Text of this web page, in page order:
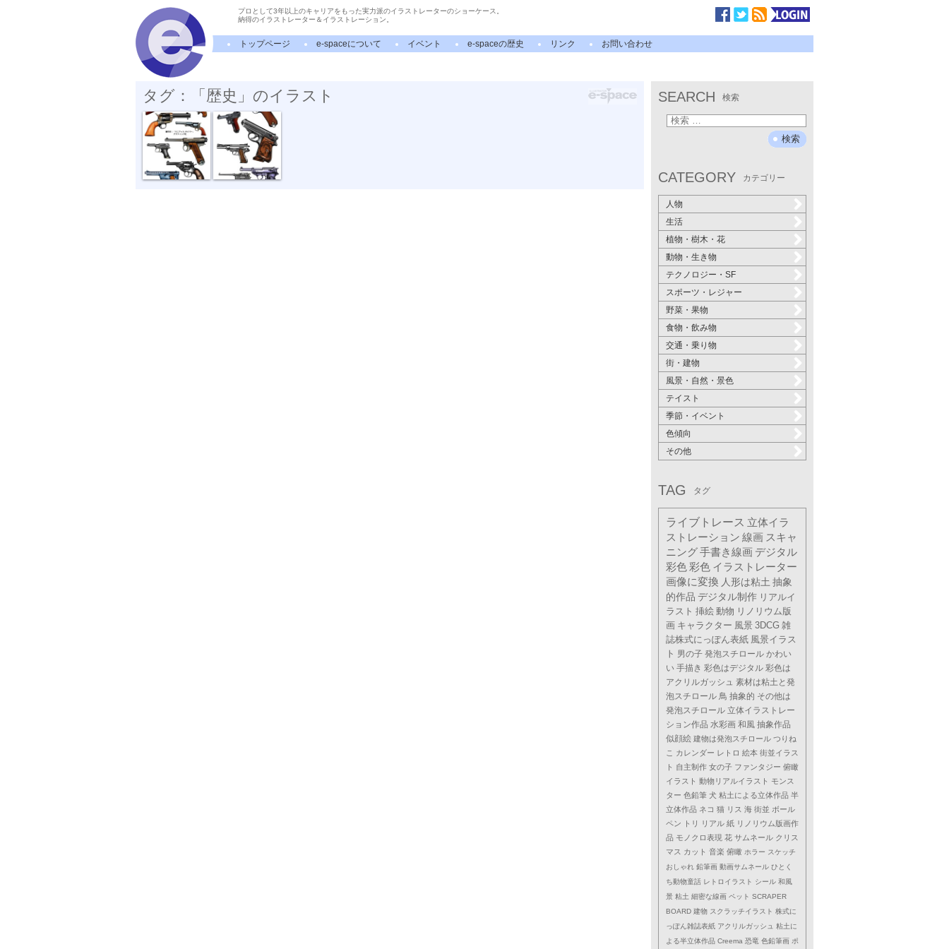
プロとして3年以上のキャリアをもった実力派のイラストレーターのショーケース。
納得のイラストレーター＆イラストレーション。
トップページ e-spaceについて イベント e-spaceの歴史 リンク お問い合わせ
タグ：「歴史」のイラスト
名銃００２。 名銃００１。 SEARCH 検索
CATEGORY カテゴリー
人物
生活
植物・樹木・花
動物・生き物
テクノロジー・SF
スポーツ・レジャー
野菜・果物
食物・飲み物
交通・乗り物
街・建物
風景・自然・景色
テイスト
季節・イベント
色傾向
その他
TAG タグ
ライブトレース 立体イラ
ストレーション 線画 スキャ
ニング手書き線画 デジタル
彩色彩色 イラストレーター
画像に変換 人形は粘土 抽象
的作品 デジタル制作 リアルイ
ラスト 挿絵 動物 リノリウム版
画 キャラクター 風景 3DCG 雑
誌株式にっぽん表紙 風景イラス
ト 男の子 発泡スチロール かわい
い 手描き 彩色はデジタル 彩色は
アクリルガッシュ 素材は粘土と発
泡スチロール 鳥 抽象的 その他は
発泡スチロール 立体イラストレー
ション作品 水彩画 和風 抽象作品
似顔絵 建物は発泡スチロール つりね
こ カレンダー レトロ 絵本 街並イラス
ト 自主制作 女の子 ファンタジー 俯瞰
イラスト 動物リアルイラスト モンス
ター 色鉛筆 犬 粘土による立体作品 半
立体作品 ネコ 猫 リス 海 街並 ボール
ペン
トリ リアル 紙 リノリウム版画作
品 モノクロ表現 花 サムネール クリス
マス カット 音楽 俯瞰 ホラー スケッチ
おしゃれ 鉛筆画 動画サムネール ひとく
ち動物童話 レトロイラスト シール 和風
景 粘土 細密な線画 ペット SCRAPER
BOARD 建物 スクラッチイラスト 株式に
っぽん雑誌表紙 アクリルガッシュ 粘土に
よる半立体作品 Creema 恐竜 色鉛筆画 ポ